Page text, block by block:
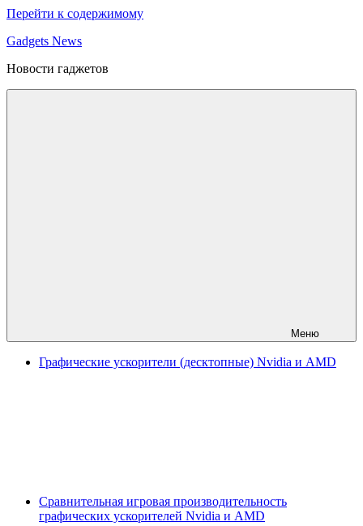
Перейти к содержимому
Gadgets News
Новости гаджетов
Меню
Графические ускорители (десктопные) Nvidia и AMD
Сравнительная игровая производительность
графических ускорителей Nvidia и AMD